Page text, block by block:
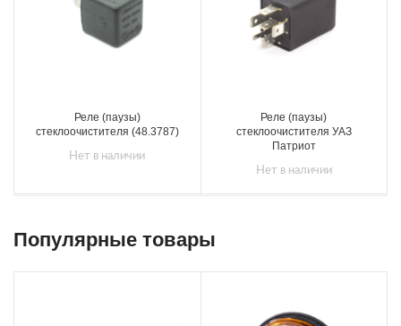
Реле (паузы)
стеклоочистителя (48.3787)
Нет в наличии
Реле (паузы)
стеклоочистителя УАЗ
Патриот
Нет в наличии
Популярные товары